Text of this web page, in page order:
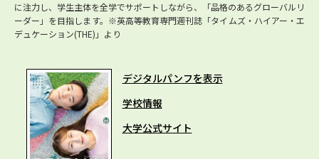
に注力し、学生主体を全学でサポートしながら、「品格のあるグローバルリ
ーダー」を目指します。※英高等教育専門週刊誌「タイムズ・ハイアー・エ
デュケーション(THE)」より
デジタルパンフを表示
学校情報
大学公式サイト